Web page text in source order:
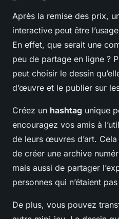
Après la remise des prix,
interactive peut être
En effet, que serait une
peu de partage en ligne ?
peut choisir le dessin
d’œuvre et le publier sur
Créez un hashtag unique
encouragez vos amis à
de leurs œuvres d’art.
de créer une archive
mais aussi de partager
personnes qui n’étaient
De plus, vous pouvez